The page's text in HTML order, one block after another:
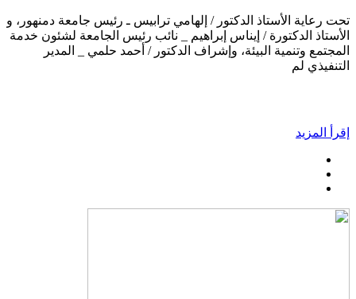
تحت رعاية الأستاذ الدكتور / إلهامي ترابيس ـ رئيس جامعة دمنهور، و
الأستاذ الدكتورة / إيناس إبراهيم _ نائب رئيس الجامعة لشئون خدمة
المجتمع وتنمية البيئة، وإشراف الدكتور / أحمد حلمي _ المدير
التنفيذي لم
إقرأ المزيد